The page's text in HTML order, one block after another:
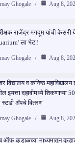
Ghogale Aug 8,
राजेंद्र मगदूम यांची
ला भेट.!
Ghogale Aug 8,
विद्यालय व कनिष्ठ
इयत्ता दहावीमध्ये शिकणाऱ्या
ॲपचे वितरण
Ghogale Aug 8,
ऑफ कुडाळच्या माध्यमातून